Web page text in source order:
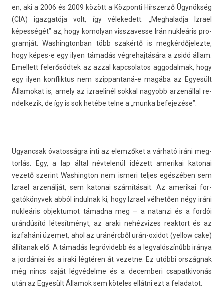
en, aki a 2006 és 2009 között a Köz­ponti Hírszerző Ügynökség
(CIA) igaz­gatója volt, így vélekedett: „Meg­halad­ja Iz­rael
képességét” az, hogy komolyan visszaves­se Irán nukleáris pro­
gram­ját. Was­hington­ban több szakértő is meg­kérdőjelez­te,
hogy képes-e egy ilyen támadás vég­rehaj­tására a zsidó állam.
Em­el­lett felerősödtek az azzal kapcsolatos ag­godal­mak, hogy
egy ilyen konflik­tus nem szippantaná-e magába az Egyesült
Államokat is, amely az iz­raelinél sokk­al nagyobb arzenállal re­
ndel­kezik, de így is sok hetébe telne a „munka be­fejezése”.
Ugyancsak óvatos­ságra inti az elemzőket a várható iráni meg­
torlás. Egy, a lap által név­telenül idézett amerikai katonai
vezető szerint Was­hington nem is­meri tel­jes egészében sem
Iz­rael arzenálját, sem katonai számításait. Az amerikai for­
gatókönyvek abból in­dul­nak ki, hogy Iz­rael vélhetően négy iráni
nukleáris ob­jek­tumot támadna meg – a natan­zi és a fordói
urándúsító létesítményt, az araki nehéz­vizes rea­ktort és az
iszfaháni üzemet, ahol az uránércből urán-oxidot (yel­low cake)
állítanak elő. A támadás leg­rövidebb és a leg­valós­zínűbb iránya
a jordániai és a iraki légtéren át vezet­ne. Ez utóbbi országnak
még nincs saját légvédelme és a de­cem­beri csapat­kivonás
után az Egyesült Államok sem köteles ellátni ezt a feladatot.